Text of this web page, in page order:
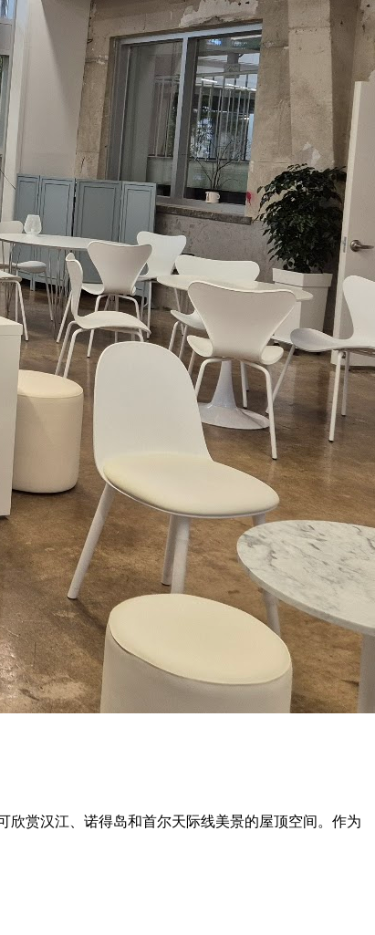
欣赏汉江、诺得岛和首尔天际线美景的屋顶空间。作为